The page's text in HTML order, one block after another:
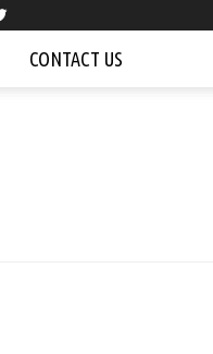
CONTACT US